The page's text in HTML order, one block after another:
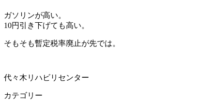
ガソリンが高い。
10円引き下げても高い。
そもそも暫定税率廃止が先では。
代々木リハビリセンター
カテゴリー